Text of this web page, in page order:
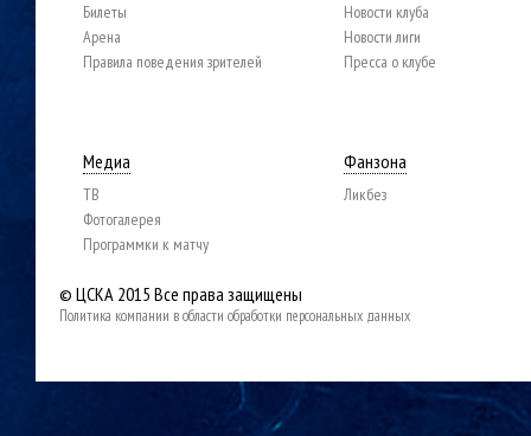
Билеты
Арена
Правила поведения зрителей
Новости клуба
Новости лиги
Пресса о клубе
Медиа
ТВ
Фотогалерея
Программки к матчу
Фанзона
Ликбез
© ЦСКА 2015 Все права защищены
Политика компании в области обработки персональных данных